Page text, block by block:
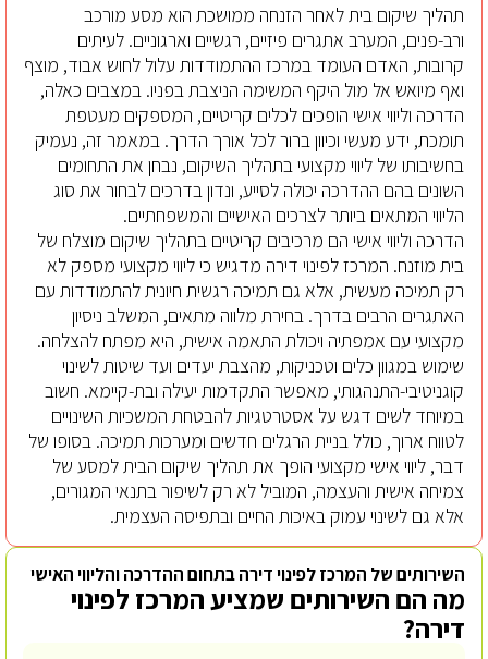
תהליך שיקום בית לאחר הזנחה ממושכת הוא מסע מורכב
ורב-פנים, המערב אתגרים פיזיים, רגשיים וארגוניים. לעיתים
קרובות, האדם העומד במרכז ההתמודדות עלול לחוש אבוד, מוצף
ואף מיואש אל מול היקף המשימה הניצבת בפניו. במצבים כאלה,
הדרכה וליווי אישי הופכים לכלים קריטיים, המספקים מעטפת
תומכת, ידע מעשי וכיוון ברור לכל אורך הדרך. במאמר זה, נעמיק
בחשיבותו של ליווי מקצועי בתהליך השיקום, נבחן את התחומים
השונים בהם ההדרכה יכולה לסייע, ונדון בדרכים לבחור את סוג
הליווי המתאים ביותר לצרכים האישיים והמשפחתיים.
הדרכה וליווי אישי הם מרכיבים קריטיים בתהליך שיקום מוצלח של
בית מוזנח. המרכז לפינוי דירה מדגיש כי ליווי מקצועי מספק לא
רק תמיכה מעשית, אלא גם תמיכה רגשית חיונית להתמודדות עם
האתגרים הרבים בדרך. בחירת מלווה מתאים, המשלב ניסיון
מקצועי עם אמפתיה ויכולת התאמה אישית, היא מפתח להצלחה.
שימוש במגוון כלים וטכניקות, מהצבת יעדים ועד שיטות לשינוי
קוגניטיבי-התנהגותי, מאפשר התקדמות יעילה ובת-קיימא. חשוב
במיוחד לשים דגש על אסטרטגיות להבטחת המשכיות השינויים
לטווח ארוך, כולל בניית הרגלים חדשים ומערכות תמיכה. בסופו של
דבר, ליווי אישי מקצועי הופך את תהליך שיקום הבית למסע של
צמיחה אישית והעצמה, המוביל לא רק לשיפור בתנאי המגורים,
אלא גם לשינוי עמוק באיכות החיים ובתפיסה העצמית.
השירותים של המרכז לפינוי דירה בתחום ההדרכה והליווי האישי
מה הם השירותים שמציע המרכז לפינוי
דירה?